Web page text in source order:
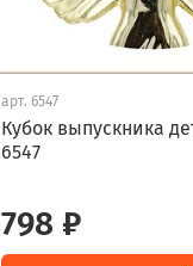
арт.6547
Кубок выпускника
6547
798 ₽